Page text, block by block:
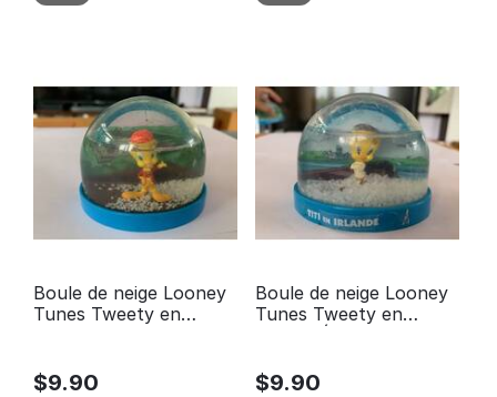
Boule de neige Looney
Tunes Tweety en
$9.90
Boule de neige Looney
Tunes Tweety en
$9.90